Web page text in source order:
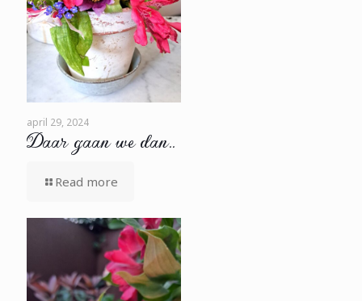
april 29, 2024
Daar gaan we dan..
Read more